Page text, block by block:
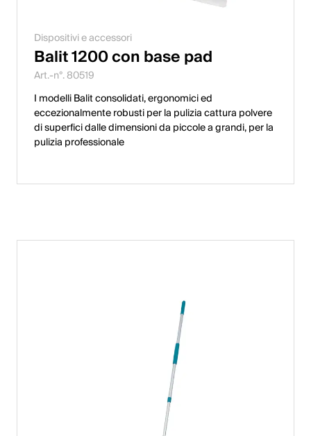
Dispositivi e accessori
Balit 1200 con base pad
Art.-n°. 80519
I modelli Balit consolidati, ergonomici ed
eccezionalmente robusti per la pulizia cattura polvere
di superfici dalle dimensioni da piccole a grandi, per la
pulizia professionale